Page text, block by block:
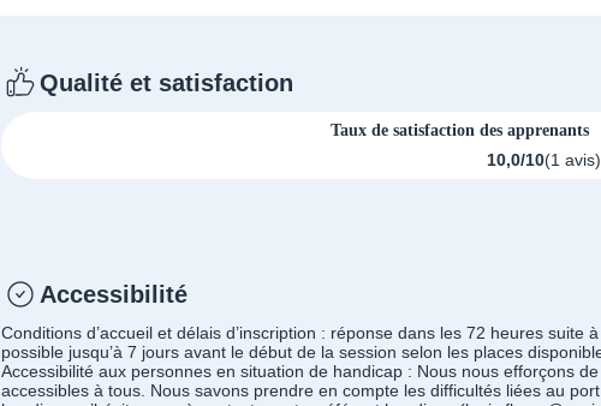
Qualité et satisfaction
Taux de satisfaction des apprenants
10,0/10(1 avis)
Accessibilité
Conditions d’accueil et délais d’inscription : réponse dans les 72 heures suite
possible jusqu’à 7 jours avant le début de la session selon les places
Accessibilité aux personnes en situation de handicap : Nous nous efforçons
accessibles à tous. Nous savons prendre en compte les difficultés liées au